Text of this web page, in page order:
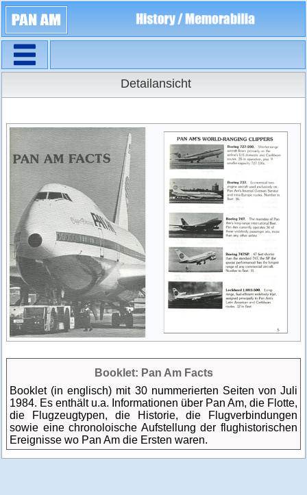
Detailansicht
Booklet: Pan Am Facts
Booklet (in englisch) mit 30 nummerierten Seiten von Juli
1984. Es enthält u.a. Informationen über Pan Am, die Flotte,
die Flugzeugtypen, die Historie, die Flugverbindungen
sowie eine chronoloische Aufstellung der flughistorischen
Ereignisse wo Pan Am die Ersten waren.